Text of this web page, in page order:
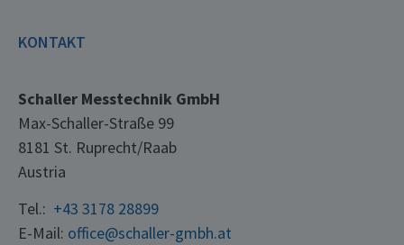
KONTAKT
Schaller Messtechnik GmbH
Max-Schaller-Straße 99
8181 St. Ruprecht/Raab
Austria
Tel.: +43 3178 28899
E-Mail: office@schaller-gmbh.at